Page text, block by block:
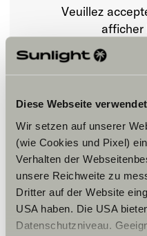
Diese Webseite
Wir setzen auf unserer
(wie Cookies und Pixel)
Verhalten der
unsere Reichweite zu
Dritter auf der Website
USA haben. Die USA
Datenschutzniveau.
Horaires
Veuillez
afficher